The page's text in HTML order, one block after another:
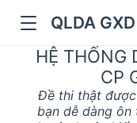
QLDA GXD
HỆ THỐNG
CP
Đề thi thật
bạn dễ dàng ôn